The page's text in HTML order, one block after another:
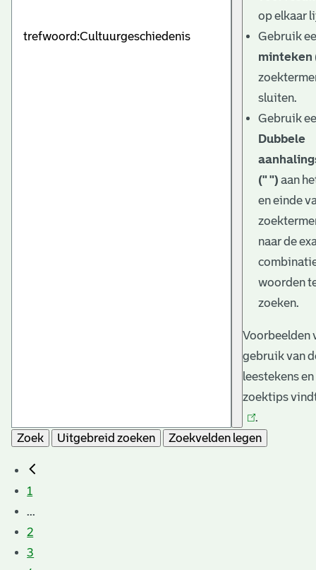
op elkaar
Gebruik
minteken
sluiten.
Gebruik
Dubbele
(" ") aan
en einde
naar de
woorden
zoeken.
Voorbeelden
gebruik van
leestekens
zoektips
.
Zoek
Uitgebreid zoeken Zoekvelden legen
1
...
2
3